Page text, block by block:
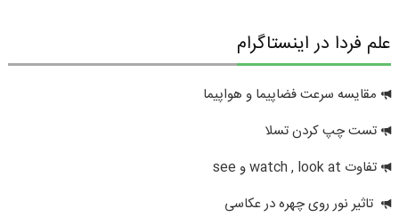
علم فردا در اینستاگرام
مقایسه سرعت فضاپیما و هواپیما
تست چپ کردن تسلا
تفاوت watch , look at و see
تاثیر نور روی چهره در عکاسی